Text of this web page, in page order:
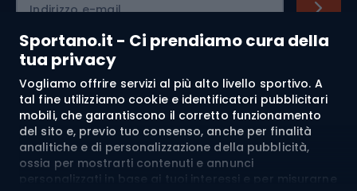
Sportano.it - Ci prendiamo cura della
tua privacy
Vogliamo offrire servizi al più alto livello sportivo. A
tal fine utilizziamo cookie e identificatori pubblicitari
mobili, che garantiscono il corretto funzionamento
del sito e, previo tuo consenso, anche per finalità
analitiche e di personalizzazione della pubblicità,
ossia per mostrarti contenuti e annunci
personalizzati in base ai tuoi interessi e per misurarne
Indirizzo e-mail
Acquisti
Servizio clienti
Regolamento